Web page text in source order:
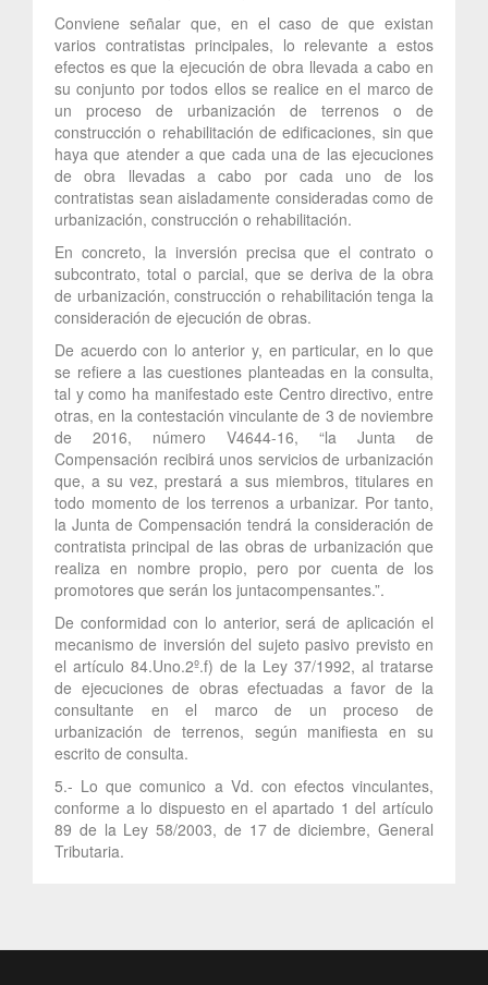
Conviene señalar que, en el caso de que existan
varios contratistas principales, lo relevante a estos
efectos es que la ejecución de obra llevada a cabo en
su conjunto por todos ellos se realice en el marco de
un proceso de urbanización de terrenos o de
construcción o rehabilitación de edificaciones, sin que
haya que atender a que cada una de las ejecuciones
de obra llevadas a cabo por cada uno de los
contratistas sean aisladamente consideradas como de
urbanización, construcción o rehabilitación.
En concreto, la inversión precisa que el contrato o
subcontrato, total o parcial, que se deriva de la obra
de urbanización, construcción o rehabilitación tenga la
consideración de ejecución de obras.
De acuerdo con lo anterior y, en particular, en lo que
se refiere a las cuestiones planteadas en la consulta,
tal y como ha manifestado este Centro directivo, entre
otras, en la contestación vinculante de 3 de noviembre
de 2016, número V4644-16, “la Junta de
Compensación recibirá unos servicios de urbanización
que, a su vez, prestará a sus miembros, titulares en
todo momento de los terrenos a urbanizar. Por tanto,
la Junta de Compensación tendrá la consideración de
contratista principal de las obras de urbanización que
realiza en nombre propio, pero por cuenta de los
promotores que serán los juntacompensantes.”.
De conformidad con lo anterior, será de aplicación el
mecanismo de inversión del sujeto pasivo previsto en
el artículo 84.Uno.2º.f) de la Ley 37/1992, al tratarse
de ejecuciones de obras efectuadas a favor de la
consultante en el marco de un proceso de
urbanización de terrenos, según manifiesta en su
escrito de consulta.
5.- Lo que comunico a Vd. con efectos vinculantes,
conforme a lo dispuesto en el apartado 1 del artículo
89 de la Ley 58/2003, de 17 de diciembre, General
Tributaria.